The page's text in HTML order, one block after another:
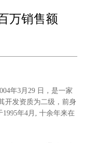
万销售额
年3月29 日，是一家
开发资质为二级，前身
年4月, 十余年来在